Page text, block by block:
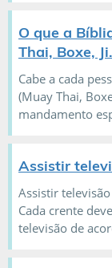
O que a
Thai, Boxe,
Cabe a cada
(Muay Thai,
mandamento
Assistir
Assistir
Cada crente
televisão de